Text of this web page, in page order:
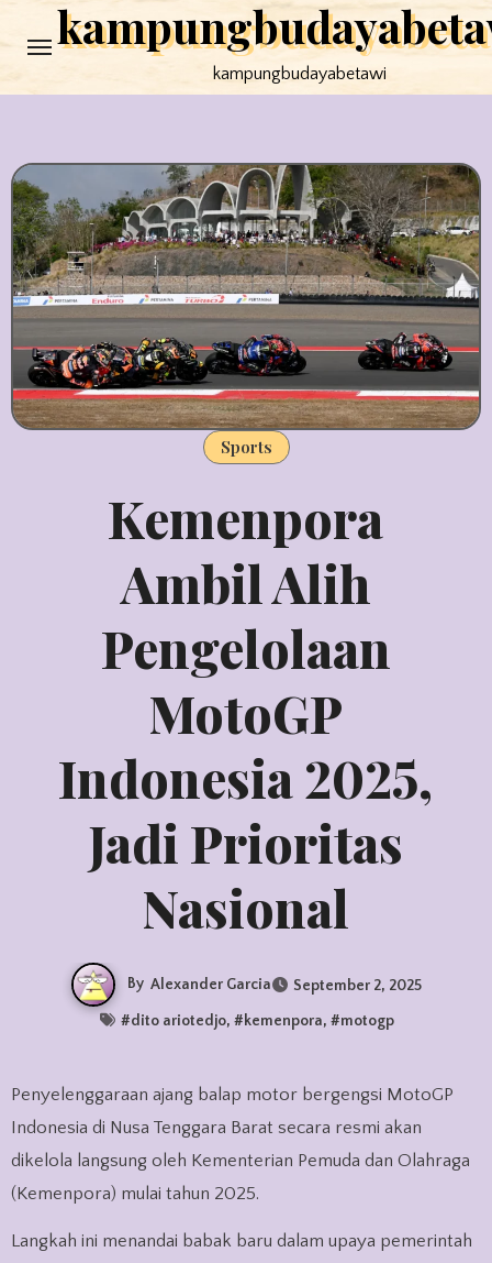
to
kampungbudayabetawi
Sports
Kemenpora
Ambil Alih
Pengelolaan
MotoGP
Indonesia 2025,
Jadi Prioritas
Nasional
By Alexander Garcia September 2, 2025
#dito ariotedjo, #kemenpora, #motogp
Penyelenggaraan ajang balap motor bergengsi MotoGP
Indonesia di Nusa Tenggara Barat secara resmi akan
dikelola langsung oleh Kementerian Pemuda dan Olahraga
(Kemenpora) mulai tahun 2025.
Langkah ini menandai babak baru dalam upaya pemerintah